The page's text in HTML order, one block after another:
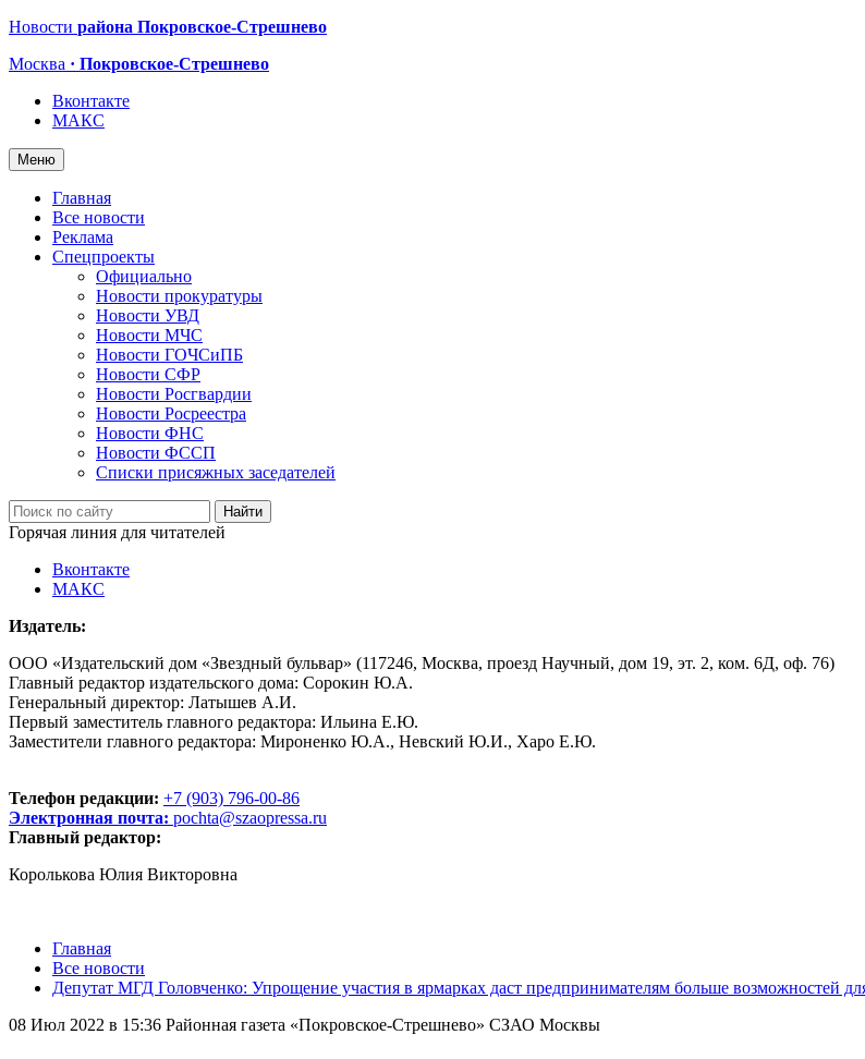
Новости района Покровское-Стрешнево
Москва · Покровское-Стрешнево
Вконтакте
МАКС
Меню
Главная
Все новости
Реклама
Спецпроекты
Официально
Новости прокуратуры
Новости УВД
Новости МЧС
Новости ГОЧСиПБ
Новости СФР
Новости Росгвардии
Новости Росреестра
Новости ФНС
Новости ФССП
Списки присяжных заседателей
Горячая линия для читателей
Вконтакте
МАКС
Издатель:
ООО «Издательский дом «Звездный бульвар» (117246, Москва, проезд Научный, дом 19, эт. 2, ком. 6Д, оф. 76)
Главный редактор издательского дома: Сорокин Ю.А.
Генеральный директор: Латышев А.И.
Первый заместитель главного редактора: Ильина Е.Ю.
Заместители главного редактора: Мироненко Ю.А., Невский Ю.И., Харо Е.Ю.
Телефон редакции: +7 (903) 796-00-86
Электронная почта: pochta@szaopressa.ru
Главный редактор:
Королькова Юлия Викторовна
Главная
Все новости
Депутат МГД Головченко: Упрощение участия в ярмарках даст предпринимателям больше возможностей
08 Июл 2022 в 15:36 Районная газета «Покровское-Стрешнево» СЗАО Москвы